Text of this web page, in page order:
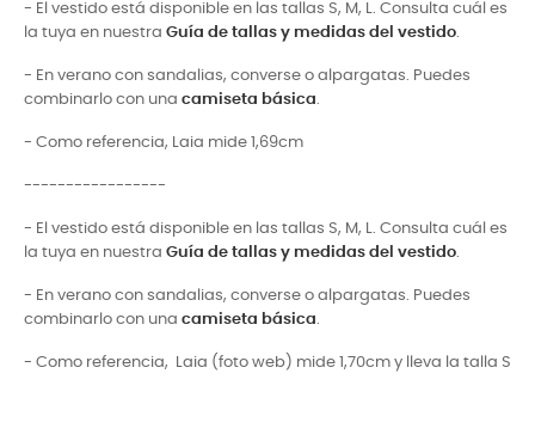
- El vestido está disponible en las tallas S, M, L. Consulta cuál es
la tuya en nuestra Guía de tallas y medidas del vestido.
- En verano con sandalias, converse o alpargatas. Puedes
combinarlo con una camiseta básica.
- Como referencia, Laia mide 1,69cm
-----------------
- El vestido está disponible en las tallas S, M, L. Consulta cuál es
la tuya en nuestra Guía de tallas y medidas del vestido.
- En verano con sandalias, converse o alpargatas. Puedes
combinarlo con una camiseta básica.
- Como referencia, Laia (foto web) mide 1,70cm y lleva la talla S